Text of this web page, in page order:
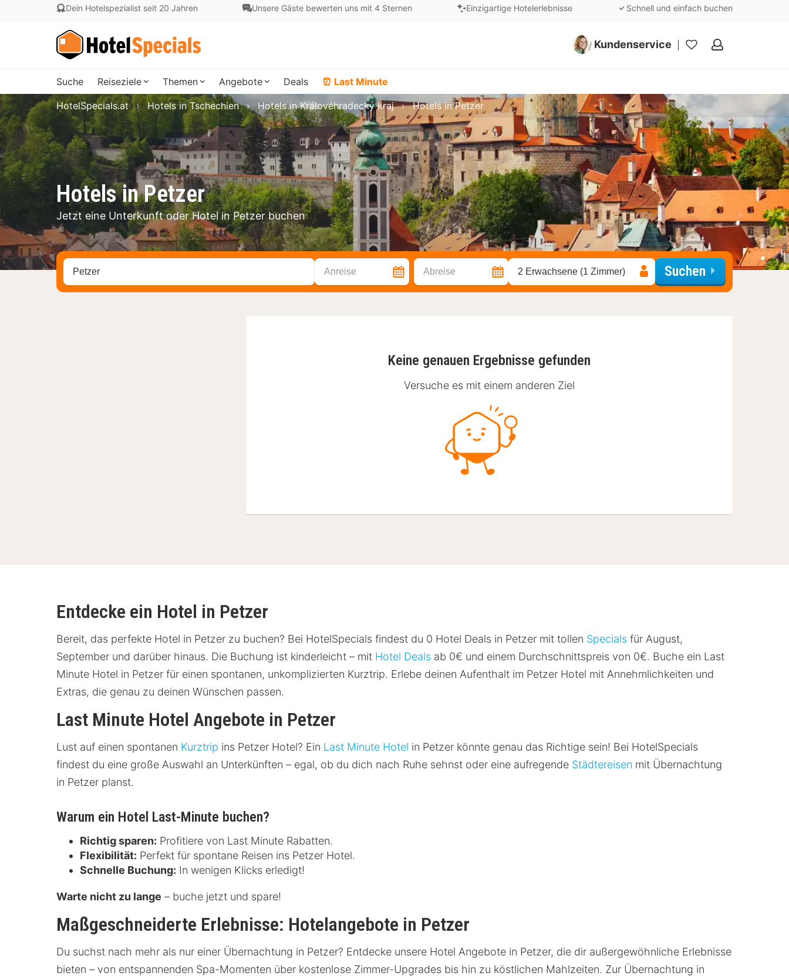
Dein Hotelspezialist seit 20 Jahren Unsere Gäste bewerten uns mit 4 Sternen Einzigartige Hotelerlebnisse Schnell und einfach buchen
Kundenservice
Meine
Suche Reiseziele Themen Angebote Deals ⏰ Last Minute
Hotels in Petzer
Jetzt eine Unterkunft oder Hotel in Petzer buchen
HotelSpecials.at Hotels in Tschechien Hotels in Královéhradecký kraj Hotels in Petzer
Stadt, Region oder Hotel suchen Anreise Abreise 2 Erwachsene (1 Zimmer) Suchen
Keine genauen Ergebnisse gefunden
Versuche es mit einem anderen Ziel
Entdecke ein Hotel in Petzer
Bereit, das perfekte Hotel in Petzer zu buchen? Bei HotelSpecials findest du 0 Hotel Deals in Petzer mit tollen Specials für August,
September und darüber hinaus. Die Buchung ist kinderleicht – mit Hotel Deals ab 0€ und einem Durchschnittspreis von 0€. Buche ein Last
Minute Hotel in Petzer für einen spontanen, unkomplizierten Kurztrip. Erlebe deinen Aufenthalt im Petzer Hotel mit Annehmlichkeiten und
Extras, die genau zu deinen Wünschen passen.
Last Minute Hotel Angebote in Petzer
Lust auf einen spontanen Kurztrip ins Petzer Hotel? Ein Last Minute Hotel in Petzer könnte genau das Richtige sein! Bei HotelSpecials
findest du eine große Auswahl an Unterkünften – egal, ob du dich nach Ruhe sehnst oder eine aufregende Städtereisen mit Übernachtung
in Petzer planst.
Warum ein Hotel Last-Minute buchen?
Richtig sparen: Profitiere von Last Minute Rabatten.
Flexibilität: Perfekt für spontane Reisen ins Petzer Hotel.
Schnelle Buchung: In wenigen Klicks erledigt!
Warte nicht zu lange – buche jetzt und spare!
Maßgeschneiderte Erlebnisse: Hotelangebote in Petzer
Du suchst nach mehr als nur einer Übernachtung in Petzer? Entdecke unsere Hotel Angebote in Petzer, die dir außergewöhnliche Erlebnisse
bieten – von entspannenden Spa-Momenten über kostenlose Zimmer-Upgrades bis hin zu köstlichen Mahlzeiten. Zur Übernachtung in